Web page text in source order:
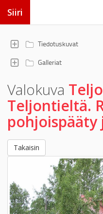
Siiri
Tiedotuskuvat
Galleriat
Valokuva
Teljontieltä.
pohjoispääty
Takaisin